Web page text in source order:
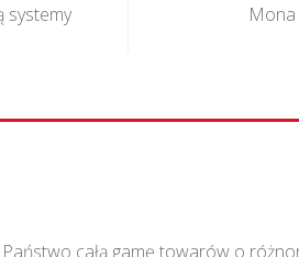
systemy
całą gamę towarów o